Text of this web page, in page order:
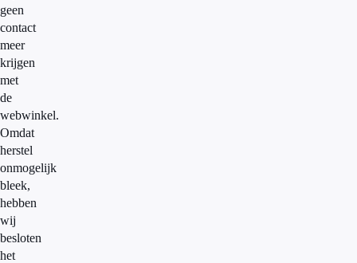
geen
contact
meer
krijgen
met
de
webwinkel.
Omdat
herstel
onmogelijk
bleek,
hebben
wij
besloten
het